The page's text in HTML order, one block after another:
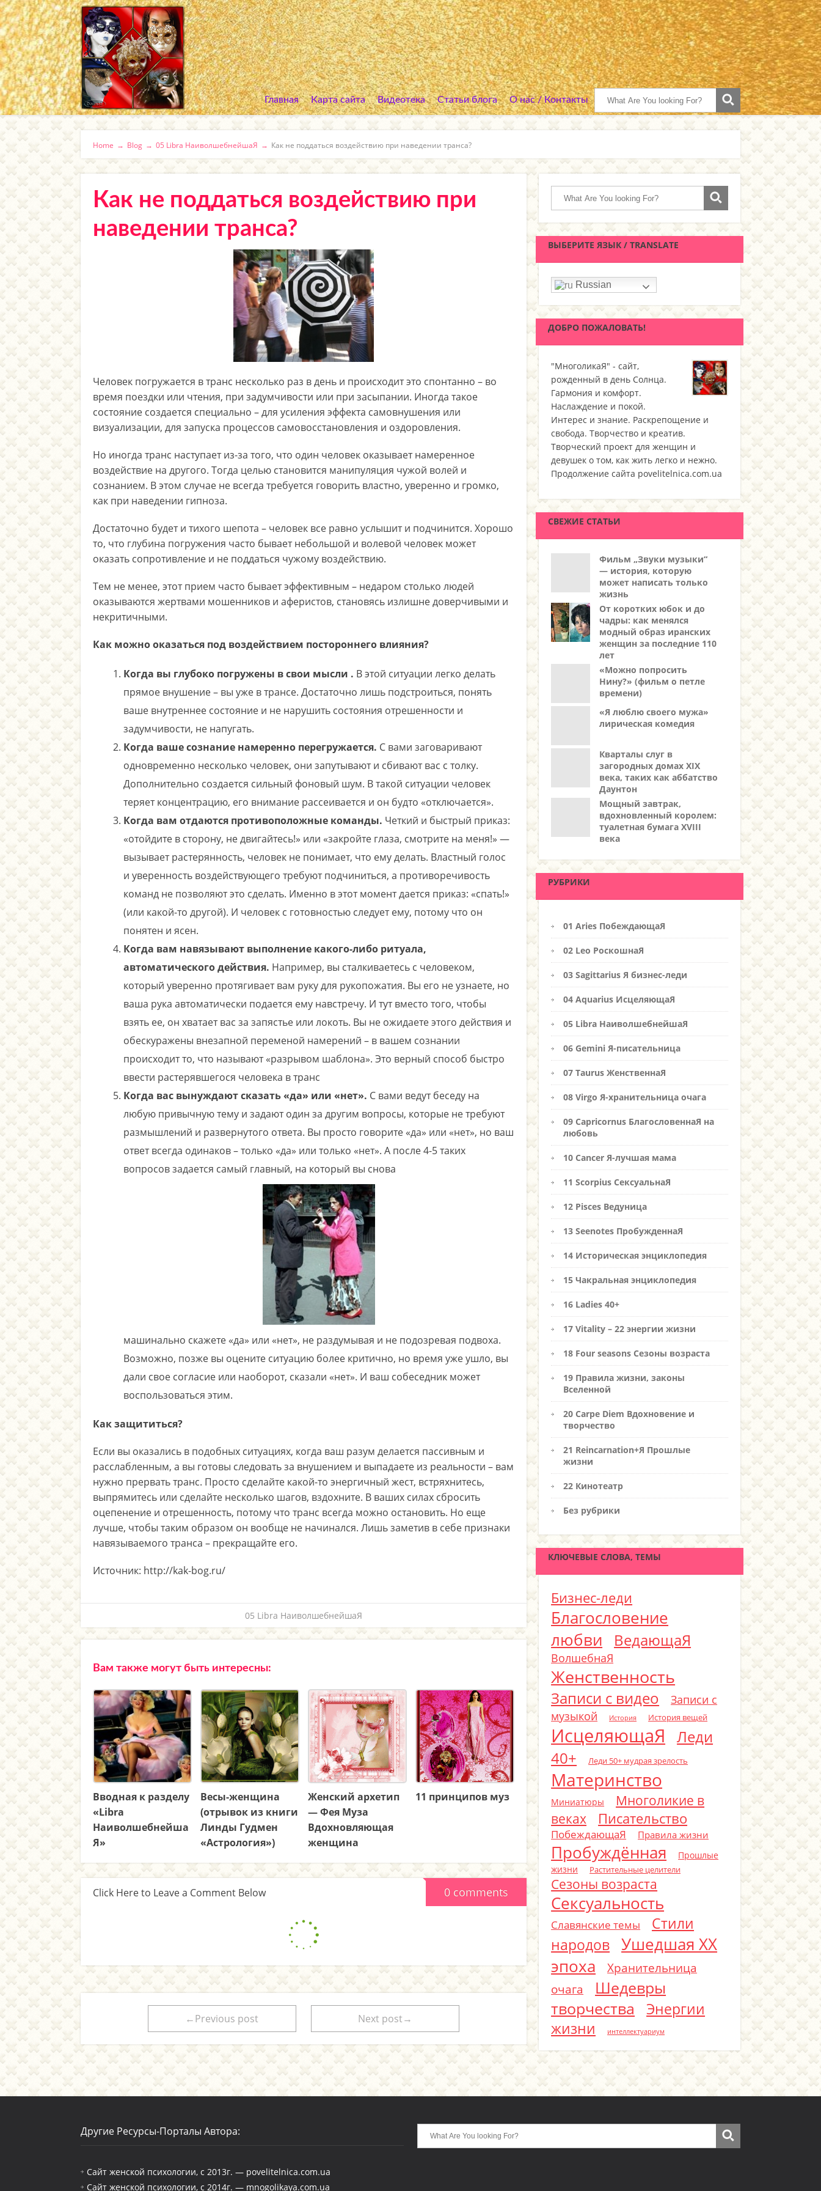
Главная Карта сайта Видеотека Статьи блога О нас / Контакты
Home → Blog → 05 Libra НаиволшебнейшаЯ → Как не поддаться воздействию при наведении транса?
Как не поддаться воздействию при
наведении транса?
Человек погружается в транс несколько раз в день и происходит это спонтанно – во
время поездки или чтения, при задумчивости или при засыпании. Иногда такое
состояние создается специально – для усиления эффекта самовнушения или
визуализации, для запуска процессов самовосстановления и оздоровления.
Но иногда транс наступает из-за того, что один человек оказывает намеренное
воздействие на другого. Тогда целью становится манипуляция чужой волей и
сознанием. В этом случае не всегда требуется говорить властно, уверенно и громко,
как при наведении гипноза.
Достаточно будет и тихого шепота – человек все равно услышит и подчинится. Хорошо
то, что глубина погружения часто бывает небольшой и волевой человек может
оказать сопротивление и не поддаться чужому воздействию.
Тем не менее, этот прием часто бывает эффективным – недаром столько людей
оказываются жертвами мошенников и аферистов, становясь излишне доверчивыми и
некритичными.
Как можно оказаться под воздействием постороннего влияния?
Когда вы глубоко погружены в свои мысли . В этой ситуации легко делать
прямое внушение – вы уже в трансе. Достаточно лишь подстроиться, понять
ваше внутреннее состояние и не нарушить состояния отрешенности и
задумчивости, не напугать.
Когда ваше сознание намеренно перегружается. С вами заговаривают
одновременно несколько человек, они запутывают и сбивают вас с толку.
Дополнительно создается сильный фоновый шум. В такой ситуации человек
теряет концентрацию, его внимание рассеивается и он будто «отключается».
Когда вам отдаются противоположные команды. Четкий и быстрый приказ:
«отойдите в сторону, не двигайтесь!» или «закройте глаза, смотрите на меня!» —
вызывает растерянность, человек не понимает, что ему делать. Властный голос
и уверенность воздействующего требуют подчиниться, а противоречивость
команд не позволяют это сделать. Именно в этот момент дается приказ: «спать!»
(или какой-то другой). И человек с готовностью следует ему, потому что он
понятен и ясен.
Когда вам навязывают выполнение какого-либо ритуала,
автоматического действия. Например, вы сталкиваетесь с человеком,
который уверенно протягивает вам руку для рукопожатия. Вы его не узнаете, но
ваша рука автоматически подается ему навстречу. И тут вместо того, чтобы
взять ее, он хватает вас за запястье или локоть. Вы не ожидаете этого действия и
обескуражены внезапной переменой намерений – в вашем сознании
происходит то, что называют «разрывом шаблона». Это верный способ быстро
ввести растерявшегося человека в транс
Когда вас вынуждают сказать «да» или «нет». С вами ведут беседу на
любую привычную тему и задают один за другим вопросы, которые не требуют
размышлений и развернутого ответа. Вы просто говорите «да» или «нет», но ваш
ответ всегда одинаков – только «да» или только «нет». А после 4-5 таких
вопросов задается самый главный, на который вы снова
машинально скажете «да» или «нет», не раздумывая и не подозревая подвоха.
Возможно, позже вы оцените ситуацию более критично, но время уже ушло, вы
дали свое согласие или наоборот, сказали «нет». И ваш собеседник может
воспользоваться этим.
Как защититься?
Если вы оказались в подобных ситуациях, когда ваш разум делается пассивным и
расслабленным, а вы готовы следовать за внушением и выпадаете из реальности – вам
нужно прервать транс. Просто сделайте какой-то энергичный жест, встряхнитесь,
выпрямитесь или сделайте несколько шагов, вздохните. В ваших силах сбросить
оцепенение и отрешенность, потому что транс всегда можно остановить. Но еще
лучше, чтобы таким образом он вообще не начинался. Лишь заметив в себе признаки
навязываемого транса – прекращайте его.
Источник: http://kak-bog.ru/
05 Libra НаиволшебнейшаЯ
Вам также могут быть интересны:
Вводная к разделу
«Libra
Наиволшебнейша
Я»
Весы-женщина
(отрывок из книги
Линды Гудмен
«Астрология»)
Женский архетип
— Фея Муза
Вдохновляющая
женщина
11 принципов муз
Click Here to Leave a Comment Below 0 comments
←Previous post Next post→
ВЫБЕРИТЕ ЯЗЫК / TRANSLATE
Russian
ДОБРО ПОЖАЛОВАТЬ!
"МноголикаЯ" - сайт,
рожденный в день Солнца.
Гармония и комфорт.
Наслаждение и покой.
Интерес и знание. Раскрепощение и
свобода. Творчество и креатив.
Творческий проект для женщин и
девушек о том, как жить легко и нежно.
Продолжение сайта povelitelnica.com.ua
СВЕЖИЕ СТАТЬИ
Фильм „Звуки музыки“
— история, которую
может написать только
жизнь
От коротких юбок и до
чадры: как менялся
модный образ иранских
женщин за последние 110
лет
«Можно попросить
Нину?» (фильм о петле
времени)
«Я люблю своего мужа»
лирическая комедия
Кварталы слуг в
загородных домах XIX
века, таких как аббатство
Даунтон
Мощный завтрак,
вдохновленный королем:
туалетная бумага XVIII
века
РУБРИКИ
01 Aries ПобеждающаЯ
02 Leo РоскошнаЯ
03 Sagittarius Я бизнес-леди
04 Aquarius ИсцеляющаЯ
05 Libra НаиволшебнейшаЯ
06 Gemini Я-писательница
07 Taurus ЖенственнаЯ
08 Virgo Я-хранительница очага
09 Capricornus БлагословеннаЯ на
любовь
10 Cancer Я-лучшая мама
11 Scorpius СексуальнаЯ
12 Pisces Ведуница
13 Seenotes ПробужденнаЯ
14 Историческая энциклопедия
15 Чакральная энциклопедия
16 Ladies 40+
17 Vitality – 22 энергии жизни
18 Four seasons Сезоны возраста
19 Правила жизни, законы
Вселенной
20 Carpe Diem Вдохновение и
творчество
21 Reincarnation+Я Прошлые
жизни
22 Кинотеатр
Без рубрики
КЛЮЧЕВЫЕ СЛОВА, ТЕМЫ
Бизнес-леди
Благословение
любви
ВедающаЯ
ВолшебнаЯ
Женственность
Записи с видео
Записи с
музыкой
История История вещей
ИсцеляющаЯ
Леди
40+
Леди 50+ мудрая зрелость
Материнство
Миниатюры
Многоликие в
веках
Писательство
ПобеждающаЯ Правила жизни
Пробуждённая
Прошлые
жизни
Растительные целители
Сезоны возраста
Сексуальность
Славянские темы
Стили
народов
Ушедшая ХХ
эпоха
Хранительница
очага
Шедевры
творчества
Энергии
жизни
интеллектуариум
Другие Ресурсы-Порталы Автора:
Сайт женской психологии, с 2013г. — povelitelnica.com.ua
Сайт женской психологии, с 2014г. — mnogolikaya.com.ua